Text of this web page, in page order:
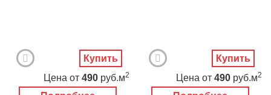
Цена от 490 руб.м2
Купить
Цена от 490 руб.м2
Купить